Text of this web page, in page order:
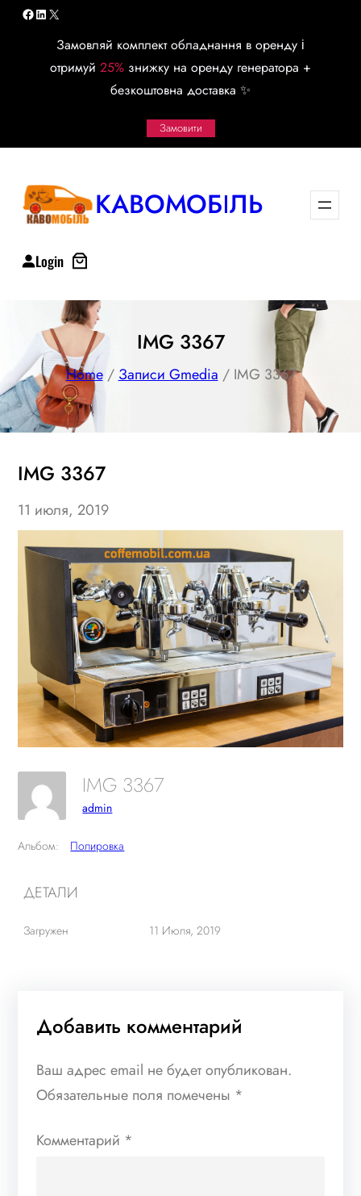
Перейти
содержимому
Facebook
LinkedIn
X
Замовляй комплект обладнання в оренду і
отримуй 25% знижку на оренду генератора +
безкоштовна доставка ✨
Замовити
КАВОМОБІЛЬ
Login
IMG 3367
Home/ Записи Gmedia / IMG 3367
IMG 3367
11 июля, 2019
IMG 3367
admin
Альбом: Полировка
ДЕТАЛИ
Загружен 11 Июля, 2019
Добавить комментарий
Ваш адрес email не будет опубликован.
Обязательные поля помечены *
Комментарий *